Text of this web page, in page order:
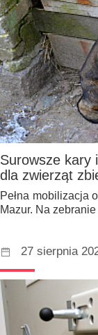
Surowsze kary
dla zwierząt
Pełna mobilizacja
Mazur. Na
27 sierpnia